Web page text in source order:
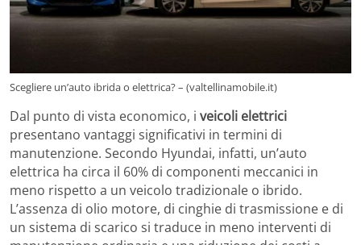
Scegliere un’auto ibrida o elettrica? – (valtellinamobile.it)
Dal punto di vista economico, i veicoli elettrici
presentano vantaggi significativi in termini di
manutenzione. Secondo Hyundai, infatti, un’auto
elettrica ha circa il 60% di componenti meccanici in
meno rispetto a un veicolo tradizionale o ibrido.
L’assenza di olio motore, di cinghie di trasmissione e di
un sistema di scarico si traduce in meno interventi di